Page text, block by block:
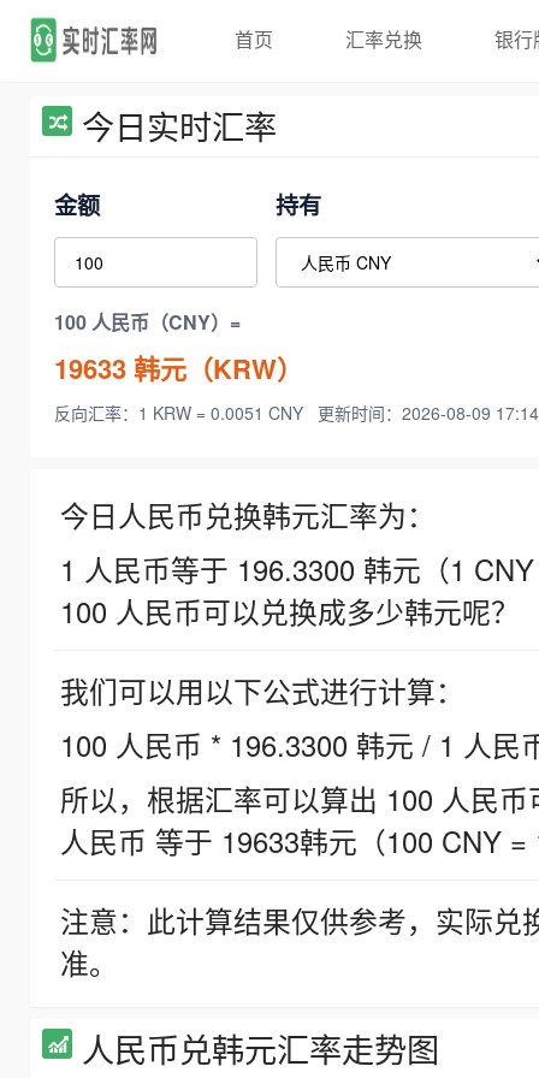
首页 汇率兑换 银行
今日实时汇率
金额 持有
100 人民币（CNY）=
19633韩元（KRW）
反向汇率：1 KRW = 0.0051 CNY 更新时间：2026-08-09
今日人民币兑换韩元汇率为：
1 人民币等于 196.3300 韩元（1
100 人民币可以兑换成多少韩元呢？
我们可以用以下公式进行计算：
100 人民币 * 196.3300 韩元 / 1 人民
所以，根据汇率可以算出 100 人民
人民币 等于 19633韩元（100 CNY =
注意：此计算结果仅供参考，实际
准。
人民币兑韩元汇率走势图